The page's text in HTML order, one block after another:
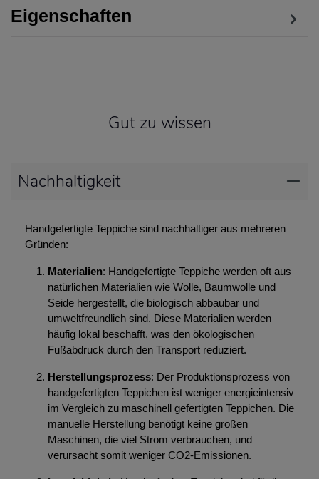
Eigenschaften
Gut zu wissen
Nachhaltigkeit
Handgefertigte Teppiche sind nachhaltiger aus mehreren
Gründen:
Materialien: Handgefertigte Teppiche werden oft aus
natürlichen Materialien wie Wolle, Baumwolle und
Seide hergestellt, die biologisch abbaubar und
umweltfreundlich sind. Diese Materialien werden
häufig lokal beschafft, was den ökologischen
Fußabdruck durch den Transport reduziert.
Herstellungsprozess: Der Produktionsprozess von
handgefertigten Teppichen ist weniger energieintensiv
im Vergleich zu maschinell gefertigten Teppichen. Die
manuelle Herstellung benötigt keine großen
Maschinen, die viel Strom verbrauchen, und
verursacht somit weniger CO2-Emissionen.